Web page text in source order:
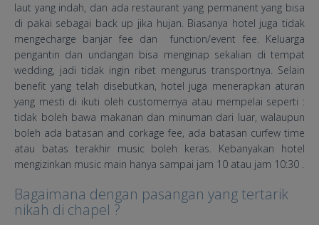
laut yang indah, dan ada restaurant yang permanent yang bisa
di pakai sebagai back up jika hujan. Biasanya hotel juga tidak
mengecharge banjar fee dan function/event fee. Keluarga
pengantin dan undangan bisa menginap sekalian di tempat
wedding, jadi tidak ingin ribet mengurus transportnya. Selain
benefit yang telah disebutkan, hotel juga menerapkan aturan
yang mesti di ikuti oleh customernya atau mempelai seperti :
tidak boleh bawa makanan dan minuman dari luar, walaupun
boleh ada batasan and corkage fee, ada batasan curfew time
atau batas terakhir music boleh keras. Kebanyakan hotel
mengizinkan music main hanya sampai jam 10 atau jam 10:30 .
Bagaimana dengan pasangan yang tertarik
nikah di chapel ?